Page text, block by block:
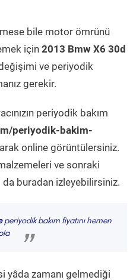
bile motor ömrünü
için 2013 Bmw X6 30d
ve periyodik
gerekir.
periyodik bakım
periyodik-bakim-
online görüntülersiniz.
ve sonraki
da buradan izleyebilirsiniz.
periyodik bakım fiyatını hemen
”
yâda zamanı gelmediği